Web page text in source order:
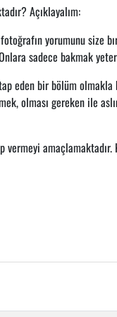
Açıklayalım:
yorumunu size
sadece bakmak
eden bir bölüm
olması gereken ile